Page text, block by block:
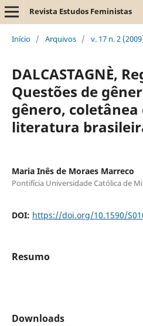
Revista Estudos Feministas
Início / Arquivos / v. 17 n. 2
DALCASTAGNÈ,
Questões de
gênero, coletânea
literatura
Maria Inês de Moraes Marreco
Pontifícia Universidade Católica de
DOI: https://doi.org/10.1590/
Resumo
Downloads